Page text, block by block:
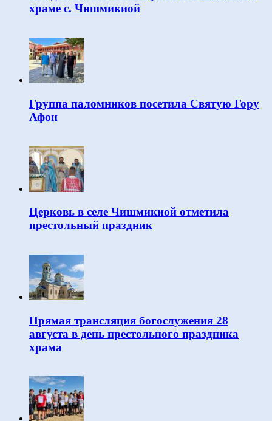
храме с. Чишмикиой
Группа паломников посетила Святую Гору
Афон
Церковь в селе Чишмикиой отметила
престольный праздник
Прямая трансляция богослужения 28
августа в день престольного праздника
храма